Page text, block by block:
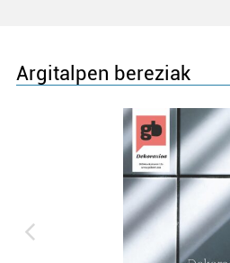
Argitalpen bereziak